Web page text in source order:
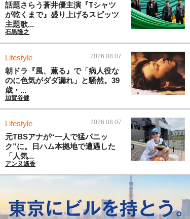
話題さらう蒼井優主演『Tシャツ
が乾くまで』盛り上げるスピッツ
主題歌...
石黒隆之
Lifestyle 2026.08.07
朝ドラ『風、薫る』で「病人役な
のに色気がダダ漏れ」と騒然。39
歳・...
加賀谷健
Lifestyle 2026.08.07
元TBSアナが“一人で猛パニッ
ク”に。日ハム本拠地で遭遇した
「人気...
アンヌ遙香